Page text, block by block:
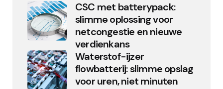
CSC met batterypack:
slimme oplossing voor
netcongestie en nieuwe
verdienkans
Waterstof-ijzer
flowbatterij: slimme opslag
voor uren, niet minuten